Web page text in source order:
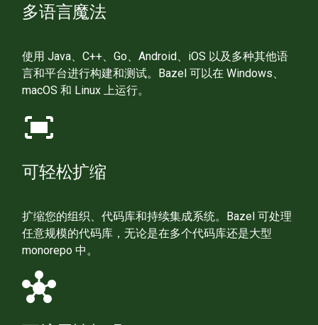
多语言魔法
使用 Java、C++、Go、Android、iOS 以及多种其他语
言和平台进行构建和测试。Bazel 可以在 Windows、
macOS 和 Linux 上运行。
fit_screen
可轻松扩缩
扩缩您的组织、代码库和持续集成系统。Bazel 可处理
任意规模的代码库，无论是在多个代码库还是大型
monorepo 中。
hub